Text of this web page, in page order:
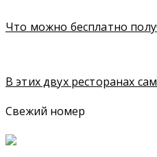
Что можно бесплатно
В этих двух ресторанах
Свежий номер